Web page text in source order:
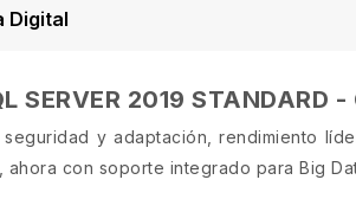
Digital
2019 STANDARD -
y adaptación, rendimiento
con soporte integrado para Big